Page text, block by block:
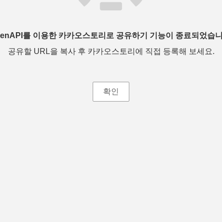
를 이용한 카카오스토리로 공유하기 기능이 종료되었습
공유할 URL을 복사 후 카카오스토리에 직접 등록해 보세요.
확인